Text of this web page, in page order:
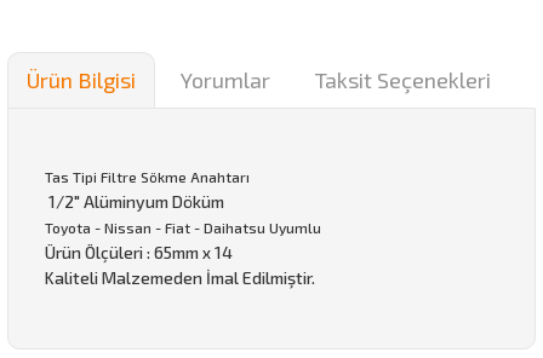
Ürün Bilgisi Yorumlar Taksit Seçenekleri
Tas Tipi Filtre Sökme Anahtarı
1/2" Alüminyum Döküm
Toyota - Nissan - Fiat - Daihatsu Uyumlu
Ürün Ölçüleri : 65mm x 14
Kaliteli Malzemeden İmal Edilmiştir.